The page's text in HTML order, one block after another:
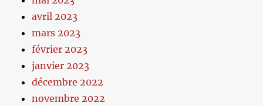
avril 2023
mars 2023
février 2023
janvier 2023
décembre 2022
novembre 2022